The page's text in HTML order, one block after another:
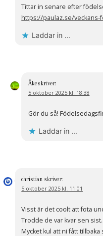
Tittar in senare efter
https://paulaz.se/veckans-
Laddar in …
Åkeskriver:
5 oktober 2025 kl. 18:38
Gör du så!
Laddar in …
christian skriver:
5 oktober 2025 kl. 11:01
Visst är det coolt att fota
Trodde de var kvar sen
Mycket kul att ni fått